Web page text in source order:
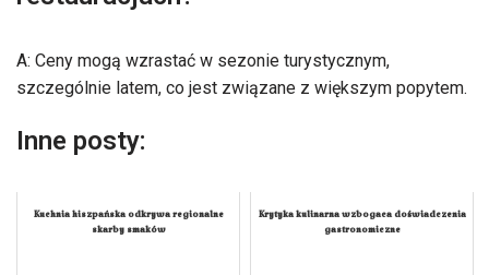
A: Ceny mogą wzrastać w sezonie turystycznym,
szczególnie latem, co jest związane z większym popytem.
Inne posty:
Kuchnia hiszpańska odkrywa regionalne
skarby smaków
Krytyka kulinarna wzbogaca doświadczenia
gastronomiczne